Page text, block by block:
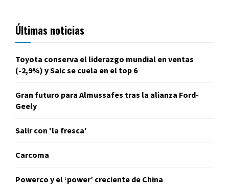
Últimas noticias
Toyota conserva el liderazgo mundial en ventas
(-2,9%) y Saic se cuela en el top 6
Gran futuro para Almussafes tras la alianza Ford-
Geely
Salir con 'la fresca'
Carcoma
Powerco y el ‘power’ creciente de China